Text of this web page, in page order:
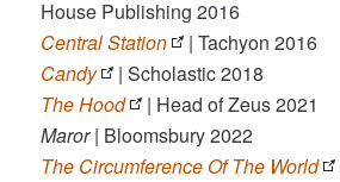
House Publishing 2016
Central Station
| Tachyon 2016
Candy
| Scholastic 2018
The Hood
| Head of Zeus 2021
Maror| Bloomsbury 2022
The Circumference Of The World